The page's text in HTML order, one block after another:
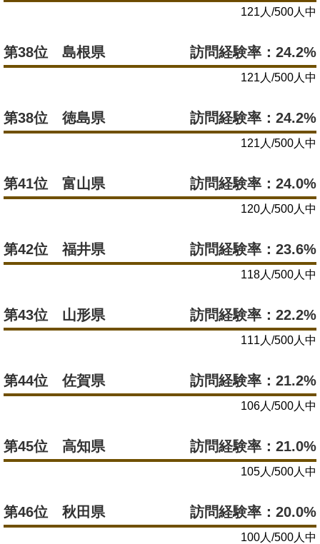
121人/500人中
第38位 島根県 訪問経験率：24.2%
121人/500人中
第38位 徳島県 訪問経験率：24.2%
121人/500人中
第41位 富山県 訪問経験率：24.0%
120人/500人中
第42位 福井県 訪問経験率：23.6%
118人/500人中
第43位 山形県 訪問経験率：22.2%
111人/500人中
第44位 佐賀県 訪問経験率：21.2%
106人/500人中
第45位 高知県 訪問経験率：21.0%
105人/500人中
第46位 秋田県 訪問経験率：20.0%
100人/500人中